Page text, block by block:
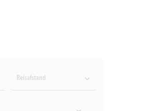
Reisafstand